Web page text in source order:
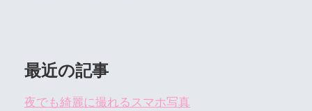
最近の記事
夜でも綺麗に撮れるスマホ写真